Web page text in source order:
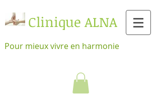
Clinique ALNA
Pour mieux vivre en harmonie